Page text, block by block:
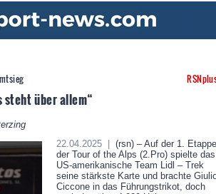
steht über allem“
22.04.2025 |
(rsn) – Auf der 1. Etappe
der Tour of the Alps (2.Pro) spielte das
US-amerikanische Team Lidl – Trek
seine stärkste Karte und brachte
Ciccone in das Führungstrikot, doch